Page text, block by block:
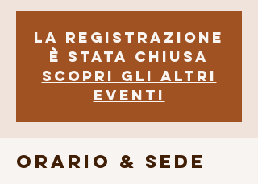
La registrazione
è stata chiusa
Scopri gli altri
eventi
Orario & Sede